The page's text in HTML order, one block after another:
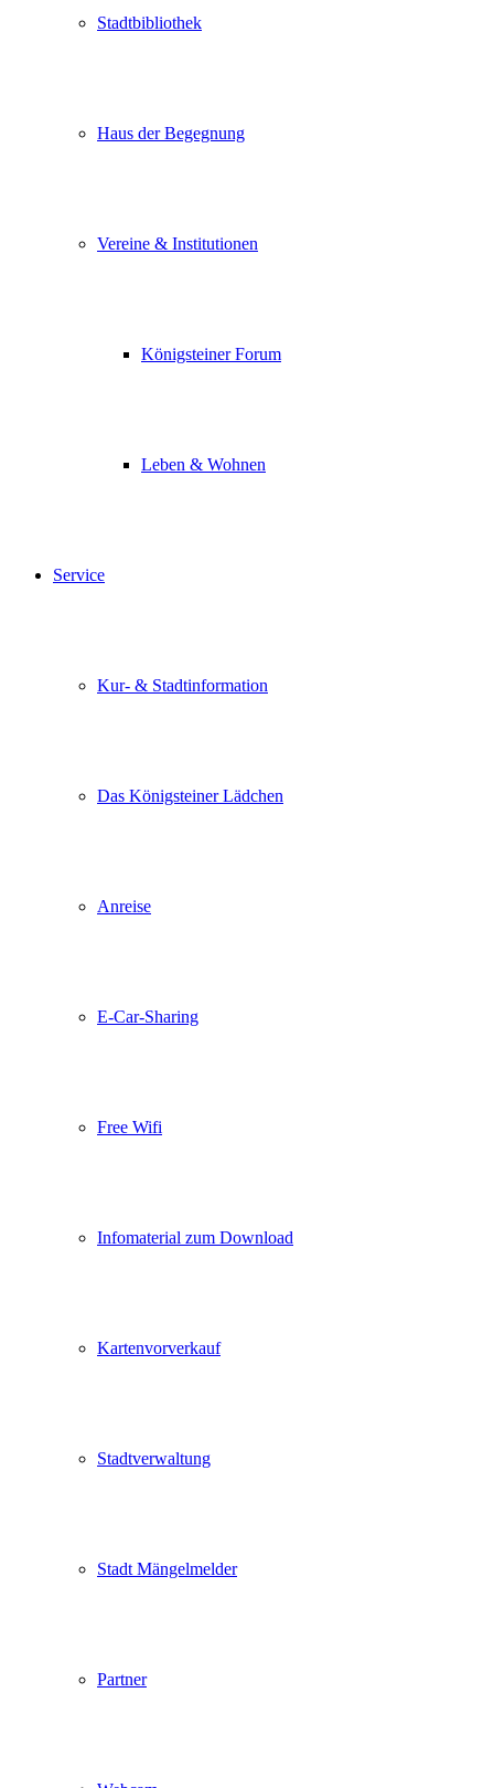
Stadtbibliothek
Haus der Begegnung
Vereine & Institutionen
Königsteiner Forum
Leben & Wohnen
Service
Kur- & Stadtinformation
Das Königsteiner Lädchen
Anreise
E-Car-Sharing
Free Wifi
Infomaterial zum Download
Kartenvorverkauf
Stadtverwaltung
Stadt Mängelmelder
Partner